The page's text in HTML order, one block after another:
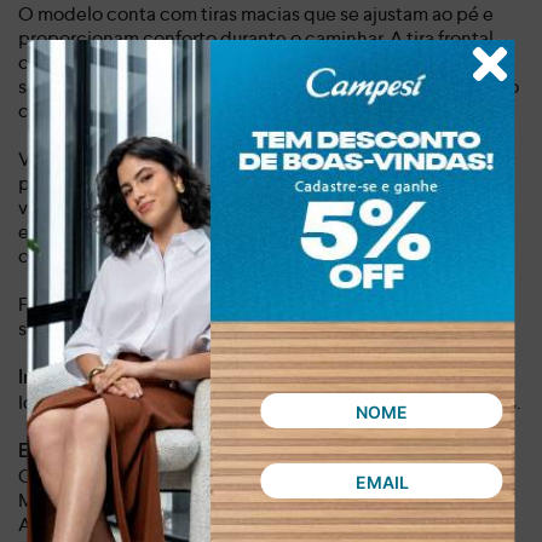
O modelo conta com tiras macias que se ajustam ao pé e
proporcionam conforto durante o caminhar. A tira frontal
com aplicação de brilhos adiciona um detalhe visual
sofisticado ao design. No calcanhar, a tira maleável facilita o
calce e oferece mais praticidade para o dia a dia.
Versátil, esta sandália é ideal para compromissos diários,
passeios e momentos de lazer. Combina facilmente com
vestidos, saias, shorts e jeans, criando estilos leves e
elegantes. Uma escolha funcional para quem busca
conforto e estilo em um único calçado.
Frete grátis (consulte condições). Parcelamento em até 10x
sem juros. Desconto de 3% no PIX.
Indicação de uso
Ideal para rotina diária, passeios, viagens e ocasiões casuais.
Especificações do produto
Cor: Bege
Material: Sintético
Altura da sola: 5,2 cm